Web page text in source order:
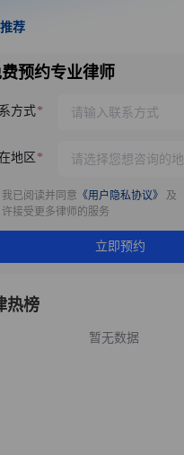
荐
预约专业律师
方式
地区
我已阅读并同意 《用户隐私协议》 及
许接受更多律师的服务
立即预约
热榜
暂无数据